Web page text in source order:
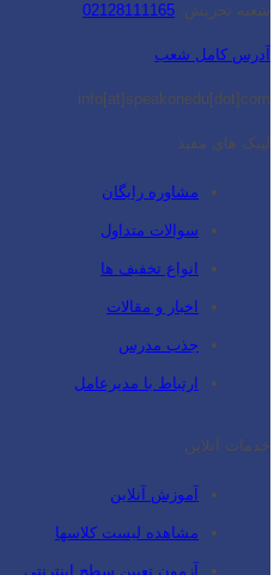
شعبه تجریش: 02128111165
آدرس کامل شعب
info[at]speakonedu[dot]com
لینک های مفید
مشاوره رایگان
سوالات متداول
انواع تخفیف ها
اخبار و مقالات
جذب مدرس
ارتباط با مدیرعامل
خدمات آنلاین
آموزش آنلاین
مشاهده لیست کلاسها
آزمون تعیین سطح اینترنتی